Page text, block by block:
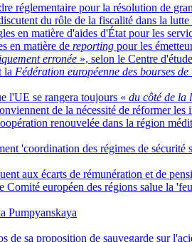
réglementaire pour la résolution de
du rôle de la fiscalité dans la
en matière d'aides d'État pour les
en matière de reporting pour les
erronée », selon le Centre
la Fédération européenne des bourses de
l'UE se rangera toujours « du côté de la
de la nécessité de réformer les
renouvelée dans la région
'coordination des régimes de sécurité
aux écarts de rémunération et de
européen des régions salue la
Pumpyanskaya
de sa proposition de sauvegarde sur